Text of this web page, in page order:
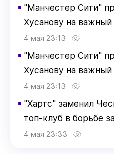
▪ "Манчестер Сити"
Хусанову на
4 мая 23:13
▪ "Манчестер Сити"
Хусанову на
4 мая 23:13
▪ "Хартс" заменил
топ-клуб в борьбе
4 мая 23:33